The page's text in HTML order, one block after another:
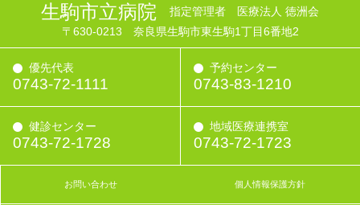
生駒市立病院
指定管理者 医療法人 徳洲会
〒630-0213 奈良県生駒市東生駒1丁目6番地2
優先代表
0743-72-1111
予約センター
0743-83-1210
健診センター
0743-72-1728
地域医療連携室
0743-72-1723
お問い合わせ 個人情報保護方針